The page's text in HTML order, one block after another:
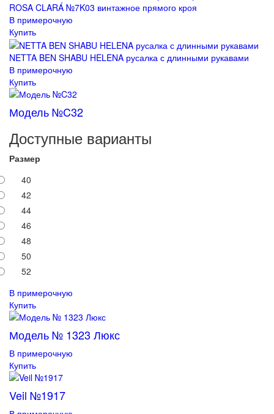
ROSA CLARÁ №7K03 винтажное прямого кроя
В примерочную
Купить
NETTA BEN SHABU HELENA русалка с длинными рукавами
В примерочную
Купить
Модель №C32
Доступные варианты
Размер
40
42
44
46
48
50
52
В примерочную
Купить
Модель № 1323 Люкс
В примерочную
Купить
Veil №1917